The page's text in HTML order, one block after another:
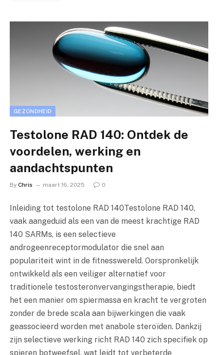
GEZONDHEID
Testolone RAD 140: Ontdek de
voordelen, werking en
aandachtspunten
By Chris maart 16, 2025 0
Inleiding tot testolone RAD 140Testolone RAD 140,
vaak aangeduid als een van de meest krachtige RAD
140 SARMs, is een selectieve
androgeenreceptormodulator die snel aan
populariteit wint in de fitnesswereld. Oorspronkelijk
ontwikkeld als een veiliger alternatief voor
traditionele testosteronvervangingstherapie, biedt
het een manier om spiermassa en kracht te vergroten
zonder de brede scala aan bijwerkingen die vaak
geassocieerd worden met anabole steroïden. Dankzij
zijn selectieve werking richt RAD 140 zich specifiek op
spieren botweefsel, wat leidt tot verbeterde